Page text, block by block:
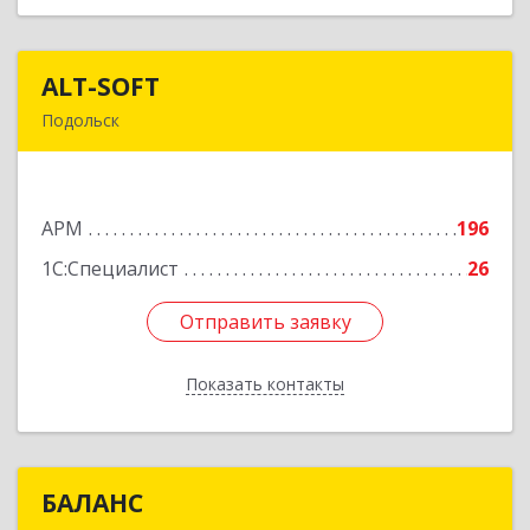
ALT-SOFT
Подольск
АРМ
196
1С:Специалист
26
Отправить заявку
Показать контакты
Подробнее
Отправить заявку
Назад
БАЛАНС